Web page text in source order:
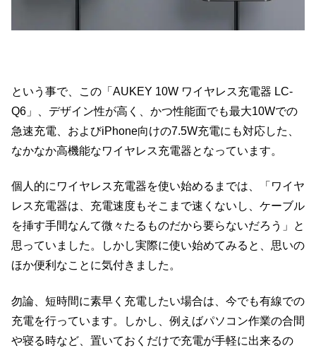
という事で、この「AUKEY 10W ワイヤレス充電器 LC-
Q6」、デザイン性が高く、かつ性能面でも最大10Wでの
急速充電、およびiPhone向けの7.5W充電にも対応した、
なかなか高機能なワイヤレス充電器となっています。
個人的にワイヤレス充電器を使い始めるまでは、「ワイヤ
レス充電器は、充電速度もそこまで速くないし、ケーブル
を挿す手間なんて微々たるものだから要らないだろう」と
思っていました。しかし実際に使い始めてみると、思いの
ほか便利なことに気付きました。
勿論、短時間に素早く充電したい場合は、今でも有線での
充電を行っています。しかし、例えばパソコン作業の合間
や寝る時など、置いておくだけで充電が手軽に出来るの